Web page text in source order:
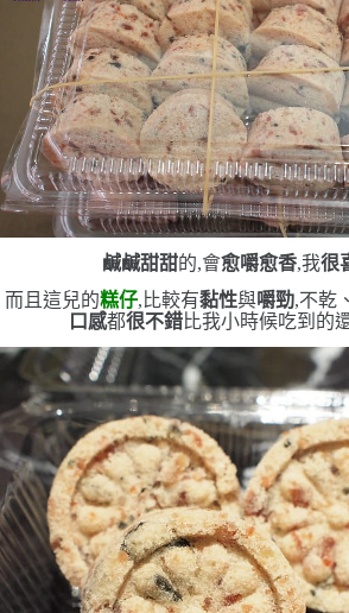
鹹鹹甜甜的,會愈嚼愈香,我很
而且這兒的糕仔,比較有黏性與嚼勁,不乾
口感都很不錯比我小時候吃到的